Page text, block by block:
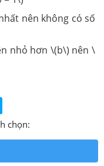
nên không có số
nhỏ hơn \(b\) nên \
chọn: